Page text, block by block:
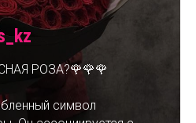
РОЗА?🌹🌹🌹
символ